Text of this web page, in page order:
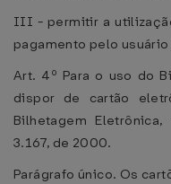
III - permitir a
pagamento pelo
Art. 4º Para o uso do
dispor de cartão
Bilhetagem
3.167, de 2000.
Parágrafo único. Os